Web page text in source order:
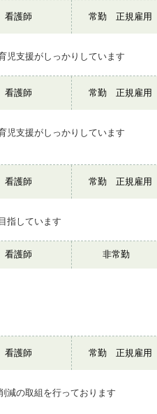
看護師 常勤 正規雇用
児支援がしっかりしています
看護師 常勤 正規雇用
児支援がしっかりしています
看護師 常勤 正規雇用
指しています
看護師 非常勤
看護師 常勤 正規雇用
減の取組を行っております